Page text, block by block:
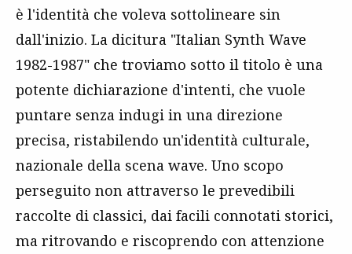
è l'identità che voleva sottolineare sin
dall'inizio. La dicitura "Italian Synth Wave
1982-1987" che troviamo sotto il titolo è una
potente dichiarazione d'intenti, che vuole
puntare senza indugi in una direzione
precisa, ristabilendo un'identità culturale,
nazionale della scena wave. Uno scopo
perseguito non attraverso le prevedibili
raccolte di classici, dai facili connotati storici,
ma ritrovando e riscoprendo con attenzione